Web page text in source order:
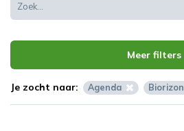
Meer filters
Je zocht naar: Agenda Biorizon